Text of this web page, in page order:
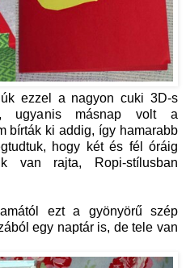
ezzel a nagyon cuki 3D-s
ugyanis másnap volt a
bírták ki addig, így hamarabb
hogy két és fél óráig
van rajta, Ropi-stílusban
ezt a gyönyörű szép
egy naptár is, de tele van